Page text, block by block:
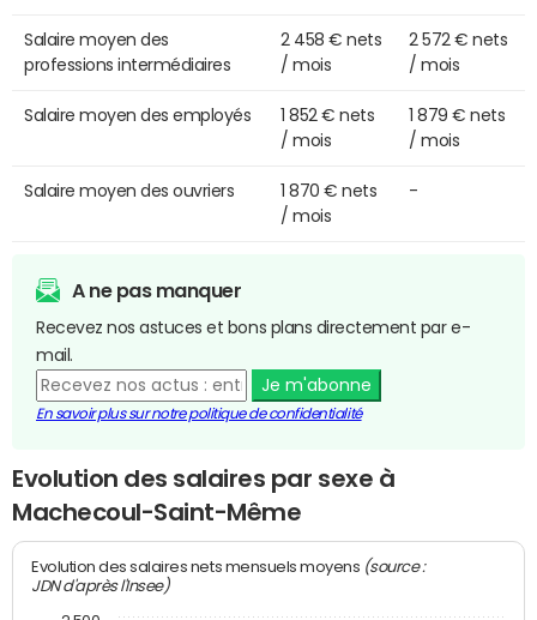
Salaire moyen des
professions intermédiaires
2 458 € nets
/ mois
2 572 € nets
/ mois
Salaire moyen des employés
1 852 € nets
/ mois
1 879 € nets
/ mois
Salaire moyen des ouvriers
1 870 € nets
/ mois
-
A ne pas manquer
Recevez nos astuces et bons plans directement par e-
mail.
Je m'abonne
En savoir plus sur notre politique de confidentialité
Evolution des salaires par sexe à
Machecoul-Saint-Même
Evolution des salaires nets mensuels moyens (source :
JDN d'après l'Insee)